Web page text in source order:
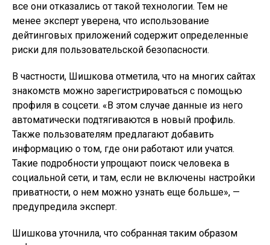
все они отказались от такой технологии. Тем не
менее эксперт уверена, что использование
дейтинговых приложений содержит определенные
риски для пользовательской безопасности.
В частности, Шишкова отметила, что на многих сайтах
знакомств можно зарегистрироваться с помощью
профиля в соцсети. «В этом случае данные из него
автоматически подтягиваются в новый профиль.
Также пользователям предлагают добавить
информацию о том, где они работают или учатся.
Такие подробности упрощают поиск человека в
социальной сети, и там, если не включены настройки
приватности, о нем можно узнать еще больше», —
предупредила эксперт.
Шишкова уточнила, что собранная таким образом